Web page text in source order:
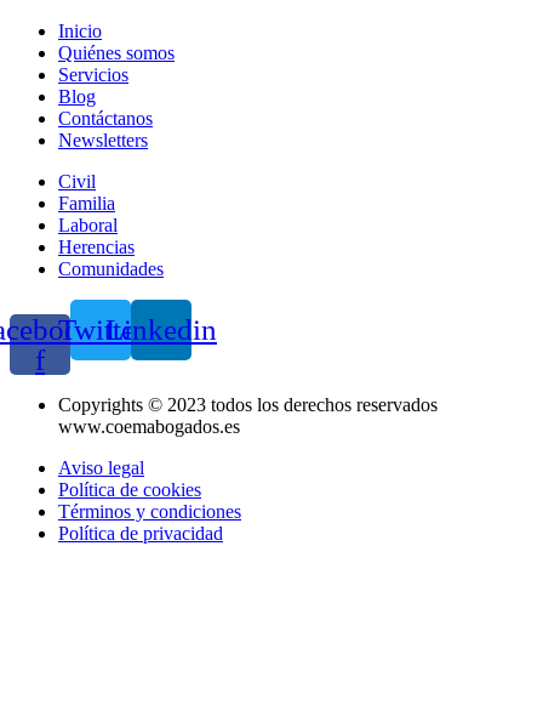
Inicio
Quiénes somos
Servicios
Blog
Contáctanos
Newsletters
Civil
Familia
Laboral
Herencias
Comunidades
f
TwitterLinkedin
Copyrights © 2023 todos los derechos reservados
www.coemabogados.es
Aviso legal
Política de cookies
Términos y condiciones
Política de privacidad